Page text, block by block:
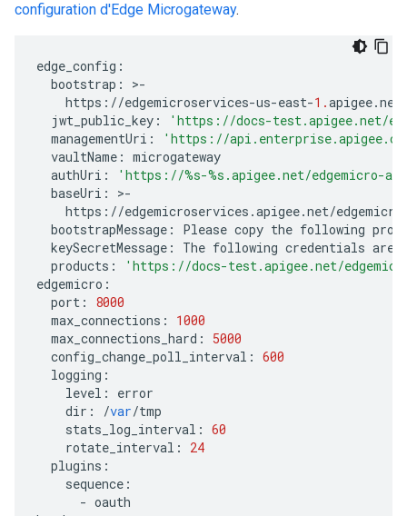
configuration d'Edge Microgateway.
edge_config :
bootstrap : >-
https : //edgemicroservices-us-east-1.apigee.net
jwt_public_key :
'https://docs-test.apigee.net/
managementUri :
'https://
vaultName : microgateway
authUri : 'https://%s-%s .apigee.net/edgemicro-
baseUri : >-
https : //edgemicroservices .apigee.net/edgemicro
bootstrapMessage : Please copy the following
keySecretMessage : The following credentials are
products :
'https://docs-test.apigee.net/
edgemicro :
port :
8000
max_connections :
1000
max_connections_hard :
5000
config_change_poll_interval : 600
logging :
level :
error
dir : /var/tmp
stats_log_interval : 60
rotate_interval :
24
plugins :
sequence :
- oauth